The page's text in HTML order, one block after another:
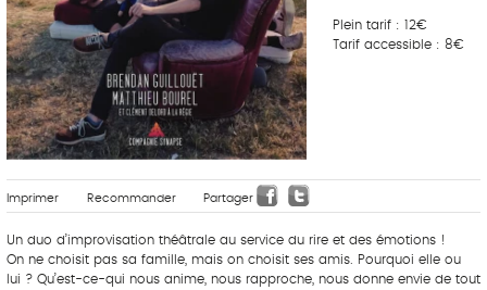
Plein tarif : 12€
Tarif accessible : 8€
Imprimer Recommander Partager
Un duo d’improvisation théâtrale au service du rire et des émotions !
On ne choisit pas sa famille, mais on choisit ses amis. Pourquoi elle ou
lui ? Qu’est-ce-qui nous anime, nous rapproche, nous donne envie de tout